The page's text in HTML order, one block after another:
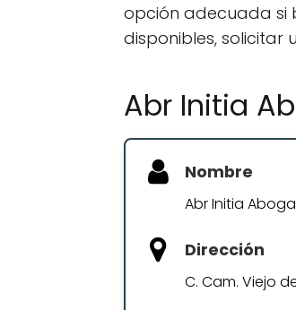
opción adecuada si
disponibles, solicitar
Abr Initia
Nombre
Abr Initia
Dirección
C. Cam. Viejo